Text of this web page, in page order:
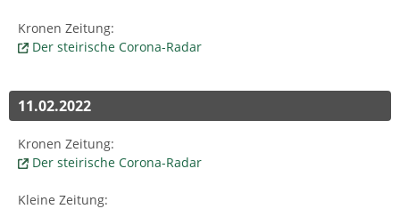
Kronen Zeitung:
Der steirische Corona-Radar
11.02.2022
Kronen Zeitung:
Der steirische Corona-Radar
Kleine Zeitung: